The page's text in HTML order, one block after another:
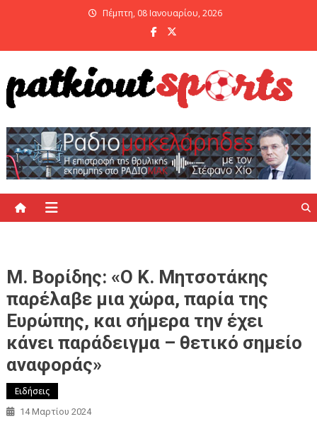
Πέμπτη, 08 Ιανουαρίου, 2026
Μ. Βορίδης: «Ο Κ. Μητσοτάκης
παρέλαβε μια χώρα, παρία της
Ευρώπης, και σήμερα την έχει
κάνει παράδειγμα – θετικό σημείο
αναφοράς»
Ειδήσεις
14 Μαρτίου 2024